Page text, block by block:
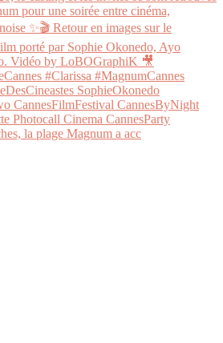
la plage Magnum a acc